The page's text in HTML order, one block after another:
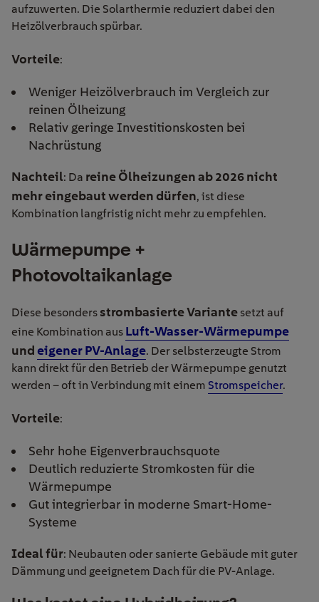
aufzuwerten. Die Solarthermie reduziert dabei den
Heizölverbrauch spürbar.
Vorteile:
Weniger Heizölverbrauch im Vergleich zur
reinen Ölheizung
Relativ geringe Investitionskosten bei
Nachrüstung
Nachteil: Da reine Ölheizungen ab 2026 nicht
mehr eingebaut werden dürfen, ist diese
Kombination langfristig nicht mehr zu empfehlen.
Wärmepumpe +
Photovoltaikanlage
Diese besonders strombasierte Variante setzt auf
eine Kombination aus Luft-Wasser-Wärmepumpe
undeigener PV-Anlage. Der selbsterzeugte Strom
kann direkt für den Betrieb der Wärmepumpe genutzt
werden – oft in Verbindung mit einem Stromspeicher.
Vorteile:
Sehr hohe Eigenverbrauchsquote
Deutlich reduzierte Stromkosten für die
Wärmepumpe
Gut integrierbar in moderne Smart-Home-
Systeme
Ideal für: Neubauten oder sanierte Gebäude mit guter
Dämmung und geeignetem Dach für die PV-Anlage.